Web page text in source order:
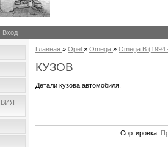
Вход
Главная » Opel » Omega » Omega B (1994
КУЗОВ
Детали кузова автомобиля.
Сортировка: